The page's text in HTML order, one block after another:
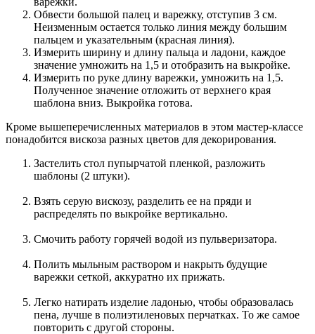
Обвести большой палец и варежку, отступив 3 см.
Неизменным остается только линия между большим
пальцем и указательным (красная линия).
Измерить ширину и длину пальца и ладони, каждое
значение умножить на 1,5 и отобразить на выкройке.
Измерить по руке длину варежки, умножить на 1,5.
Полученное значение отложить от верхнего края
шаблона вниз. Выкройка готова.
Кроме вышеперечисленных материалов в этом мастер-классе
понадобится вискоза разных цветов для декорирования.
Застелить стол пупырчатой пленкой, разложить
шаблоны (2 штуки).
Взять серую вискозу, разделить ее на пряди и
распределять по выкройке вертикально.
Смочить работу горячей водой из пульверизатора.
Полить мыльным раствором и накрыть будущие
варежки сеткой, аккуратно их прижать.
Легко натирать изделие ладонью, чтобы образовалась
пена, лучше в полиэтиленовых перчатках. То же самое
повторить с другой стороны.